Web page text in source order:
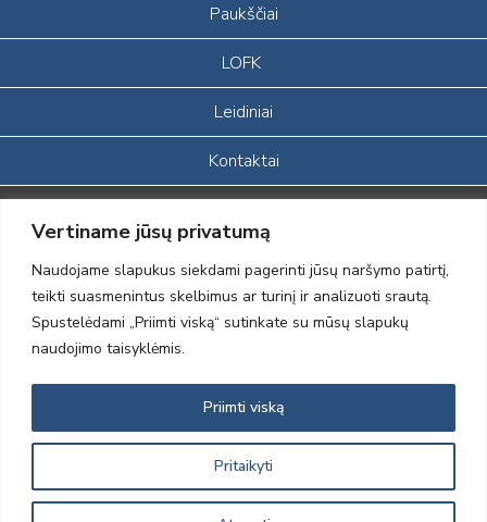
Vertiname jūsų privatumą
Naudojame slapukus siekdami pagerinti jūsų naršymo patirtį,
teikti suasmenintus skelbimus ar turinį ir analizuoti srautą.
Spustelėdami „Priimti viską“ sutinkate su mūsų slapukų
naudojimo taisyklėmis.
Pritaikyti
Priimti viską
Paukščiai
LOFK
Leidiniai
Kontaktai
Portalas sukurtas įgyvendinant Lietuvos Respublikos, Europos
ekonominės erdvės ir Norvegijos finansinių mechanizmų iš dalies
finansuojamą paprojektį
„LOD visuomeninės /gamtosauginės veiklos sustiprinimas ir įvaizdžio
formavimas įtraukiant visuomenę į aplinkosauginių tyrimų veiklą“
(paprojekčio
įgyvendinimo sutarties numeris 2004-LT0008-NVO-1EEE/NOR-02-
2012 © Lietuvos Ornitologų Draugija © 2014, Visos teisės saugomos